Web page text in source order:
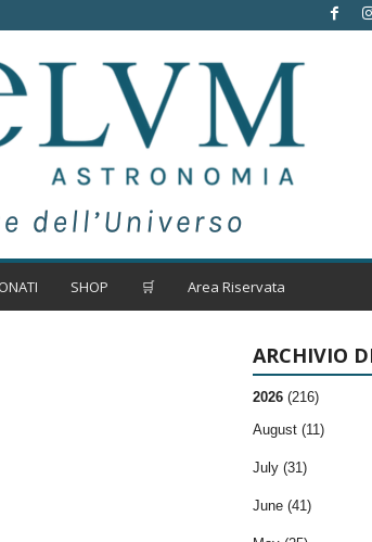
SHOP 🛒 Area Riservata
ARCHIVIO
2026 (216)
August (11)
July (31)
June (41)